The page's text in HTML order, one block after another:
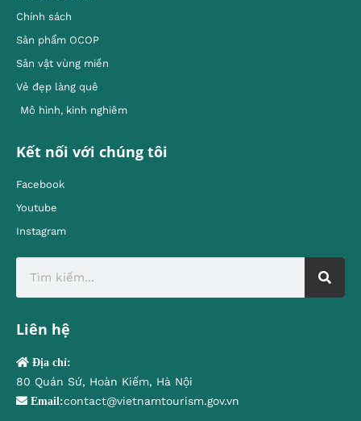
Chính sách
Sản phẩm OCOP
Sản vật vùng miền
Vẻ đẹp làng quê
Mô hình, kinh nghiêm
Kết nối với chúng tôi
Facebook
Youtube
Instagram
Liên hệ
Địa chỉ:
80 Quán Sứ, Hoàn Kiếm, Hà Nội
Email:contact@vietnamtourism.gov.vn